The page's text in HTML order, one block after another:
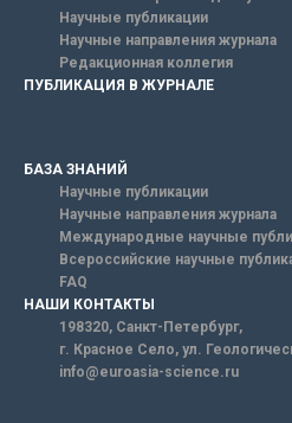
Научные публикации
Научные направления журнала
Редакционная коллегия
ПУБЛИКАЦИЯ В ЖУРНАЛЕ
БАЗА ЗНАНИЙ
Научные публикации
Научные направления журнала
Международные научные
Всероссийские научные
FAQ
НАШИ КОНТАКТЫ
198320, Санкт-Петербург,
г. Красное Село, ул.
info@euroasia-science.ru